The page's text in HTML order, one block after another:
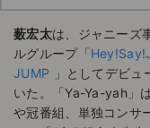
薮宏太は、ジャニーズ
ルグループ「
JUMP
」としてデビ
いた。「Ya-Ya-yah」
や冠番組、単独コンサ